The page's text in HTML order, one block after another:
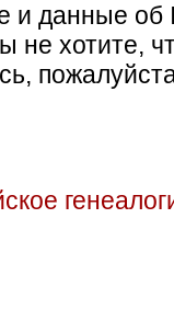
и данные об
не хотите,